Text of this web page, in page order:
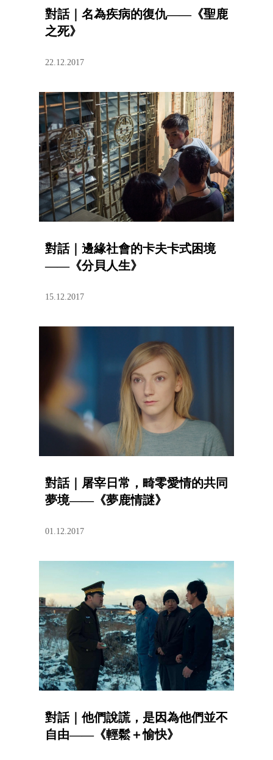
對話｜名為疾病的復仇——《聖鹿
之死》
22.12.2017
對話｜邊緣社會的卡夫卡式困境
——《分貝人生》
15.12.2017
對話｜屠宰日常，畸零愛情的共同
夢境——《夢鹿情謎》
01.12.2017
對話｜他們說謊，是因為他們並不
自由——《輕鬆＋愉快》